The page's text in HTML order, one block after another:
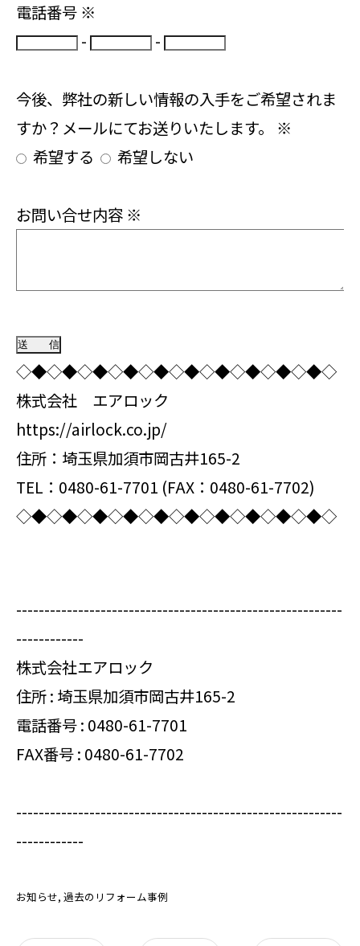
電話番号 ※
-
-
今後、弊社の新しい情報の入手をご希望されま
すか？メールにてお送りいたします。 ※
希望する
希望しない
お問い合せ内容 ※
◇◆◇◆◇◆◇◆◇◆◇◆◇◆◇◆◇◆◇◆◇
株式会社 エアロック
https://airlock.co.jp/
住所：埼玉県加須市岡古井165-2
TEL：0480-61-7701 (FAX：0480-61-7702)
◇◆◇◆◇◆◇◆◇◆◇◆◇◆◇◆◇◆◇◆◇
----------------------------------------------------------
------------
株式会社エアロック
住所 : 埼玉県加須市岡古井165-2
電話番号 : 0480-61-7701
FAX番号 : 0480-61-7702
----------------------------------------------------------
------------
お知らせ 過去のリフォーム事例